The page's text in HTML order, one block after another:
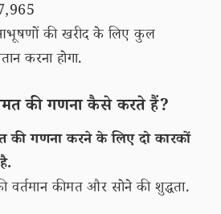
की खरीद के लिए कुल
करना होगा.
की गणना कैसे करते हैं?
की गणना करने के लिए दो कारकों
कीमत और सोने की शुद्धता.